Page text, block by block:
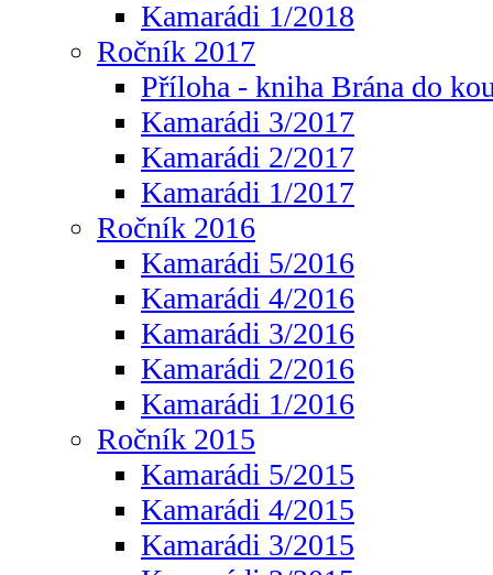
Kamarádi 1/2018
Ročník 2017
Příloha - kniha Brána do
Kamarádi 3/2017
Kamarádi 2/2017
Kamarádi 1/2017
Ročník 2016
Kamarádi 5/2016
Kamarádi 4/2016
Kamarádi 3/2016
Kamarádi 2/2016
Kamarádi 1/2016
Ročník 2015
Kamarádi 5/2015
Kamarádi 4/2015
Kamarádi 3/2015